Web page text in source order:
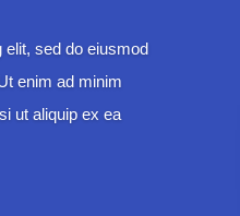
sed do eiusmod
enim ad minim
ut aliquip ex ea